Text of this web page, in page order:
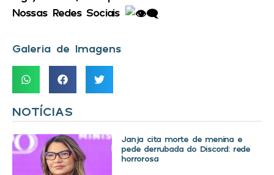
Nossas Redes Sociais
Galeria de Imagens
NOTÍCIAS
Janja cita morte de menina e
pede derrubada do Discord: rede
horrorosa